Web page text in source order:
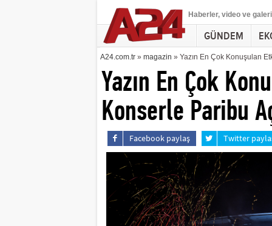
Haberler, video ve
GÜNDEM
A24.com.tr» magazin » Yazın En Çok Konuşulan
Yazın En Çok
Konserle Paribu
Facebook paylaş Twitter